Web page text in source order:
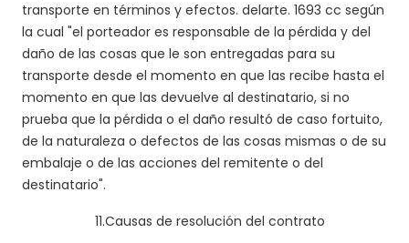
transporte en términos y efectos. delarte. 1693 cc según
la cual "el porteador es responsable de la pérdida y del
daño de las cosas que le son entregadas para su
transporte desde el momento en que las recibe hasta el
momento en que las devuelve al destinatario, si no
prueba que la pérdida o el daño resultó de caso fortuito,
de la naturaleza o defectos de las cosas mismas o de su
embalaje o de las acciones del remitente o del
destinatario".
11.Causas de resolución del contrato